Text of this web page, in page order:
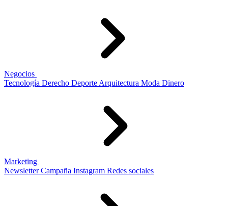
Negocios
Tecnología Derecho Deporte Arquitectura Moda Dinero
Marketing
Newsletter Campaña Instagram Redes sociales